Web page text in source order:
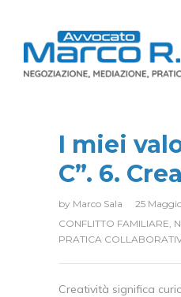
I miei
C”. 6.
by Marco Sala
25
CONFLITTO FAMILIARE,
PRATICA
Creatività significa